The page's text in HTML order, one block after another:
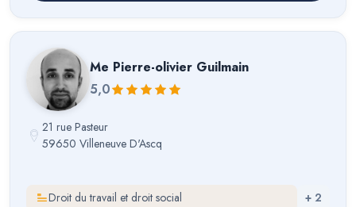
Me Pierre-olivier Guilmain
5,0
21 rue Pasteur
59650 Villeneuve D'Ascq
Droit du travail et droit social + 2